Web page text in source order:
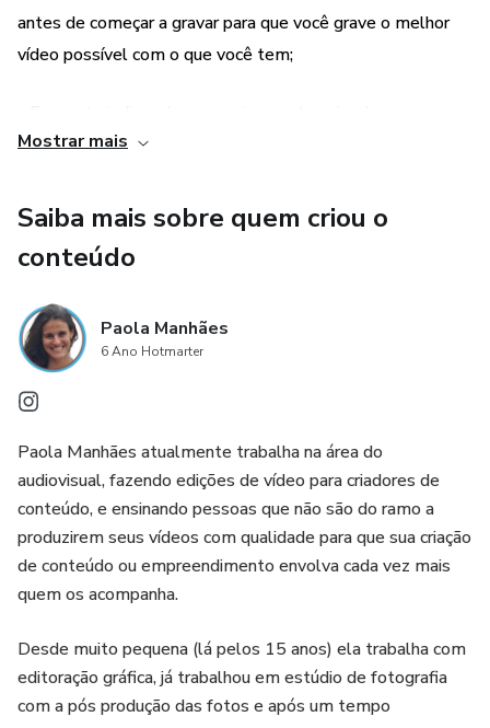
antes de começar a gravar para que você grave o melhor
vídeo possível com o que você tem;
palpáveis para você investir quando puder e quando sentir a
melhorar ainda mais a qualidade das suas gravações;
- Você vai ter acesso a mim até o final de janeiro, com
encontros ao vivo pra você tirar todas as dúvidas que você
tiver.
Mostrar mais
Saiba mais sobre quem criou o
conteúdo
Paola Manhães
6 Ano Hotmarter
Paola Manhães atualmente trabalha na área do
audiovisual, fazendo edições de vídeo para criadores de
conteúdo, e ensinando pessoas que não são do ramo a
produzirem seus vídeos com qualidade para que sua criação
de conteúdo ou empreendimento envolva cada vez mais
quem os acompanha.
Desde muito pequena (lá pelos 15 anos) ela trabalha com
editoração gráfica, já trabalhou em estúdio de fotografia
com a pós produção das fotos e após um tempo